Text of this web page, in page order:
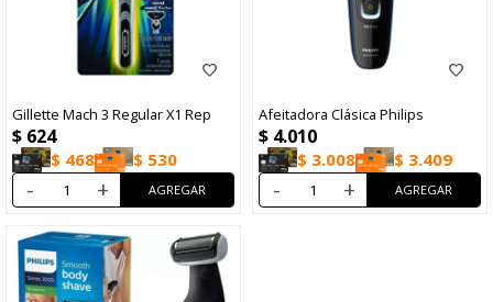
Gillette Mach 3 Regular X1 Rep
$ 624
$ 468 $ 530
- +
Afeitadora Clásica Philips
$ 4.010
$ 3.008 $ 3.409
- +